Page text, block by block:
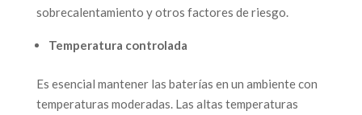
sobrecalentamiento y otros factores de riesgo.
Temperatura controlada
Es esencial mantener las baterías en un ambiente con
temperaturas moderadas. Las altas temperaturas